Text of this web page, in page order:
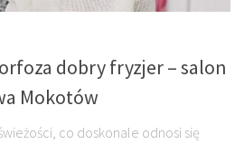
dobry fryzjer – salon
Mokotów
co doskonale odnosi się